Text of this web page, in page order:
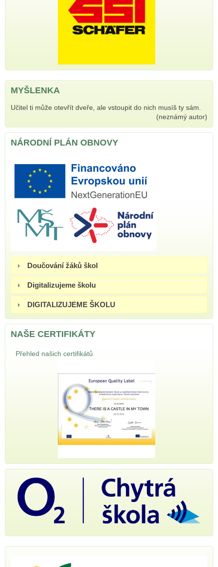
MYŠLENKA
Učitel ti může otevřít dveře, ale vstoupit do nich musíš ty sám.
(neznámý autor)
NÁRODNÍ PLÁN OBNOVY
Doučování žáků škol
Digitalizujeme školu
DIGITALIZUJEME ŠKOLU
NAŠE CERTIFIKÁTY
Přehled našich certifikátů